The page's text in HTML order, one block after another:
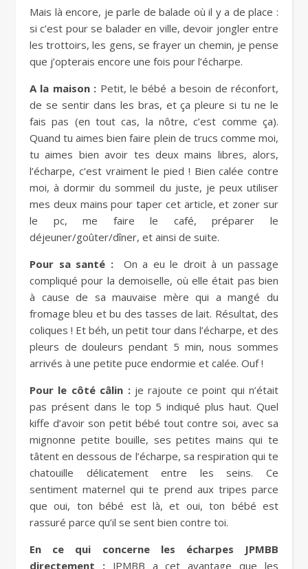
Mais là encore, je parle de balade où il y a de place :
si c’est pour se balader en ville, devoir jongler entre
les trottoirs, les gens, se frayer un chemin, je pense
que j’opterais encore une fois pour l’écharpe.
A la maison : Petit, le bébé a besoin de réconfort,
de se sentir dans les bras, et ça pleure si tu ne le
fais pas (en tout cas, la nôtre, c’est comme ça).
Quand tu aimes bien faire plein de trucs comme moi,
tu aimes bien avoir tes deux mains libres, alors,
l’écharpe, c’est vraiment le pied ! Bien calée contre
moi, à dormir du sommeil du juste, je peux utiliser
mes deux mains pour taper cet article, et zoner sur
le pc, me faire le café, préparer le
déjeuner/goûter/dîner, et ainsi de suite.
Pour sa santé :On a eu le droit à un passage
compliqué pour la demoiselle, où elle était pas bien
à cause de sa mauvaise mère qui a mangé du
fromage bleu et bu des tasses de lait. Résultat, des
coliques ! Et béh, un petit tour dans l’écharpe, et des
pleurs de douleurs pendant 5 min, nous sommes
arrivés à une petite puce endormie et calée. Ouf !
Pour le côté câlin :je rajoute ce point qui n’était
pas présent dans le top 5 indiqué plus haut. Quel
kiffe d’avoir son petit bébé tout contre soi, avec sa
mignonne petite bouille, ses petites mains qui te
tâtent en dessous de l’écharpe, sa respiration qui te
chatouille délicatement entre les seins. Ce
sentiment maternel qui te prend aux tripes parce
que oui, ton bébé est là, et oui, ton bébé est
rassuré parce qu’il se sent bien contre toi.
En ce qui concerne les écharpes JPMBB
directement : JPMBB a cet avantage que les